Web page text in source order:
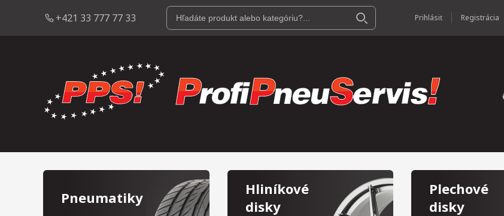
+421 33 777 77 33 Prihlásiť Registrácia
Pneumatiky
Hliníkové
disky
Plechové
disky